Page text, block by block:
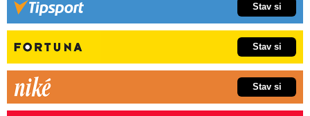
Stav si
Stav si
Stav si